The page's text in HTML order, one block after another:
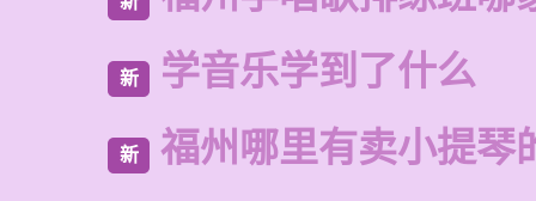
新 学音乐学到了什么
新 福州哪里有卖小提琴